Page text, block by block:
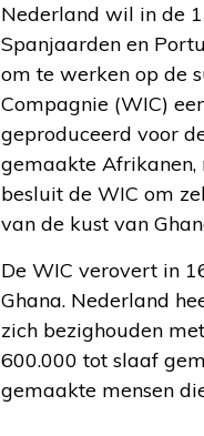
Nederland wil in de
Spanjaarden en
om te werken op de
Compagnie (WIC)
geproduceerd voor
gemaakte
besluit de WIC om
van de kust van
De WIC verovert in
Ghana. Nederland
zich bezighouden
600.000 tot slaaf
gemaakte mensen